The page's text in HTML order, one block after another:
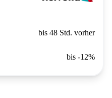
bis 48 Std. vorher
bis -12%